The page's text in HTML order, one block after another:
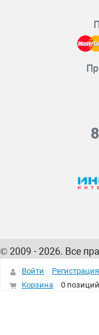
© 2009 - 2026. Все
информация на сайте
интернет-магазина
Войти
Регистрация
Корзина
0 позиций